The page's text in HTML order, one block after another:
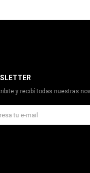
y recibí todas nuestras